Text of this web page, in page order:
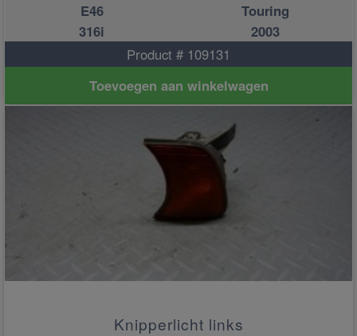
E46
Touring
316i
2003
Product # 109131
Toevoegen aan winkelwagen
Knipperlicht links